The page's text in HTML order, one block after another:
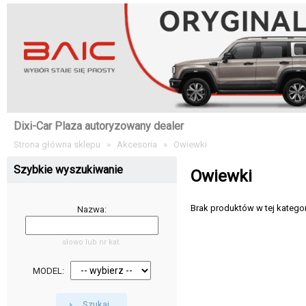
Dixi-Car Plaza autoryzowany dealer
Strona główna sklepu » Akcesoria » Owiewki
Owiewki
Brak produktów w tej
Szybkie wyszukiwanie
Nazwa:
słowo lub nr kat.
MODEL:
Szukaj